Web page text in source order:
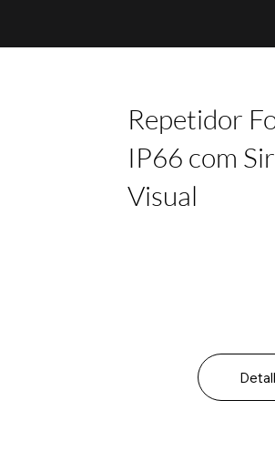
Repetidor
IP66 com
Visual